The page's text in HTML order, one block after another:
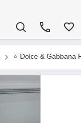
⭐️ Dolce & Gabbana